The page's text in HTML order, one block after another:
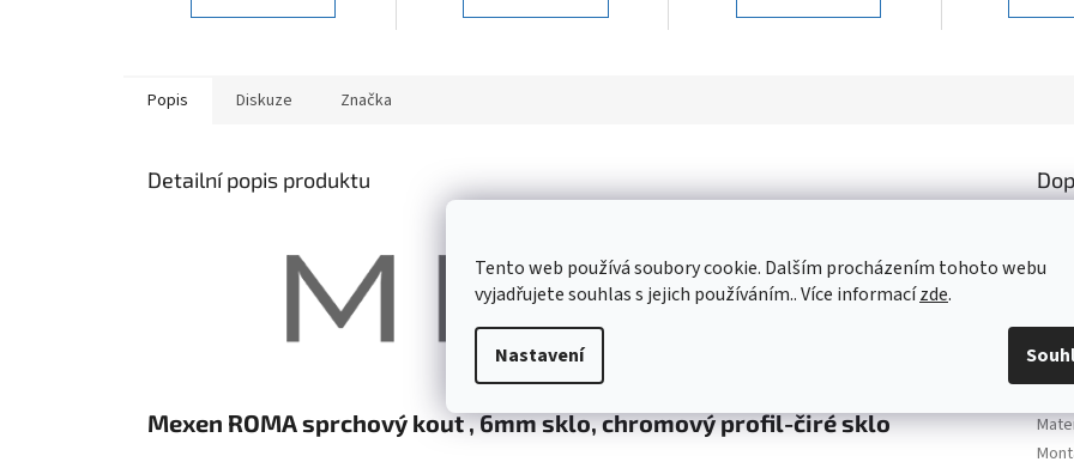
Tento web používá soubory cookie. Dalším procházením tohoto webu
vyjadřujete souhlas s jejich používáním.. Více informacízde.
Nastavení
Popis Diskuze Značka
Detailní popis produktu
Mexen ROMA sprchový kout , 6mm sklo, chromový profil-čiré sklo
EAN